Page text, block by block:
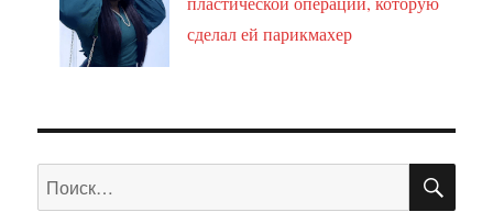
сделал ей парикмахер
Искать: